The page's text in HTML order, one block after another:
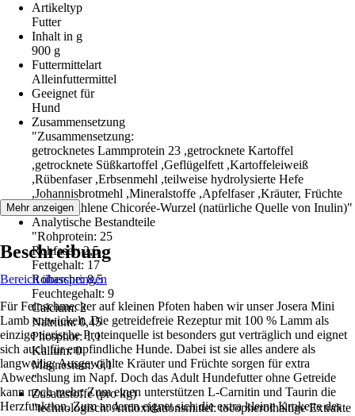
Artikeltyp
Futter
Inhalt in g
900 g
Futtermittelart
Alleinfuttermittel
Geeignet für
Hund
Zusammensetzung
"Zusammensetzung:
getrocknetes Lammprotein 23 ,getrocknete Kartoffel
,getrocknete Süßkartoffel ,Geflügelfett ,Kartoffeleiweiß
,Rübenfaser ,Erbsenmehl ,teilweise hydrolysierte Hefe
,Johannisbrotmehl ,Mineralstoffe ,Apfelfaser ,Kräuter, Früchte
0.1 ,gemahlene Chicorée-Wurzel (natürliche Quelle von Inulin)"
Analytische Bestandteile
"Rohprotein: 25
Rohfaser: 2,5
Fettgehalt: 17
Rohasche: 8,5
Feuchtegehalt: 9
Calcium: 2
Natrium: 0,45
Phosphor: 1,1
Kalium: 0
Magnesium: 0,1
"
Zusatzstoffe (pro kg)
"technologisch: Antioxidationsmittel: tocopherolhaltige Extrakte
Mehr anzeigen
Beschreibung
Bereich überspringen
Für Feinschmecker auf kleinen Pfoten haben wir unser Josera Mini
Lamb entwickelt. Die getreidefreie Rezeptur mit 100 % Lamm als
einzige tierische Proteinquelle ist besonders gut verträglich und eignet
sich auch für empfindliche Hunde. Dabei ist sie alles andere als
langweilig: Ausgewählte Kräuter und Früchte sorgen für extra
Abwechslung im Napf. Doch das Adult Hundefutter ohne Getreide
kann noch mehr: Zum einen unterstützen L-Carnitin und Taurin die
Herzfunktion. Zum anderen eignet sich die extra kleine Krokette des